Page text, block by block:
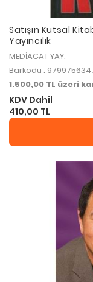
Satışın Kutsal
Yayıncılık
MEDİACAT YAY.
Barkodu :
1.500,00 TL üzeri
KDV Dahil
410,00 TL